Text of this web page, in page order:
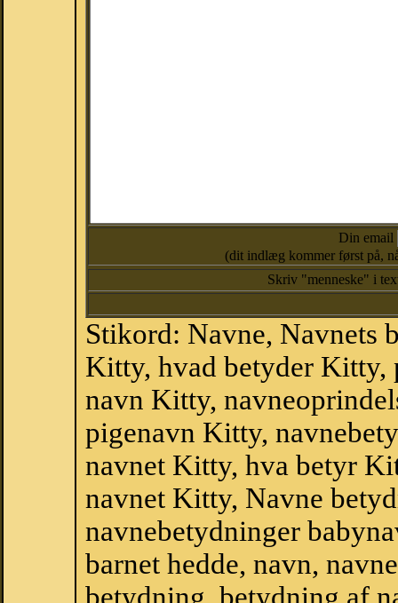
Din email
(dit indlæg kommer først på,
Skriv "menneske" i
Stikord: Navne, Navnets
Kitty, hvad betyder Kitty,
navn Kitty,
pigenavn Kitty,
navnet Kitty, hva betyr
navnet Kitty, Navne
navnebetydninger
barnet hedde, navn,